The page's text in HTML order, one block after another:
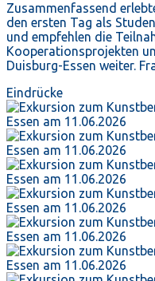
Zusammenfassend
den ersten Tag als
und empfehlen die
Kooperationsprojekten
Duisburg-Essen weiter.
Eindrücke